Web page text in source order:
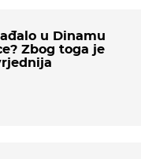
u Dinamu
Zbog toga je